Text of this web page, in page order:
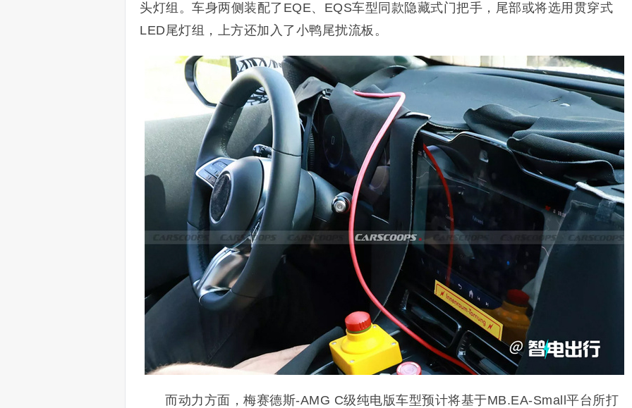
头灯组。车身两侧装配了EQE、EQS车型同款隐藏式门把手，尾部或将选用贯穿式
LED尾灯组，上方还加入了小鸭尾扰流板。
而动力方面，梅赛德斯-AMG C级纯电版车型预计将基于MB.​​EA-Small平台所打